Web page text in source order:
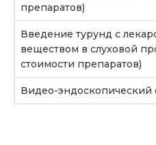
препаратов)
Введение турунд с
веществом в слуховой
стоимости препаратов)
Видео-эндоскопический